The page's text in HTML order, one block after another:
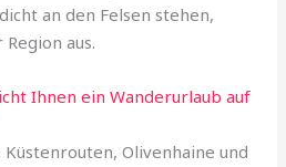
an den Felsen stehen,
aus.
Ihnen ein Wanderurlaub auf
Olivenhaine und